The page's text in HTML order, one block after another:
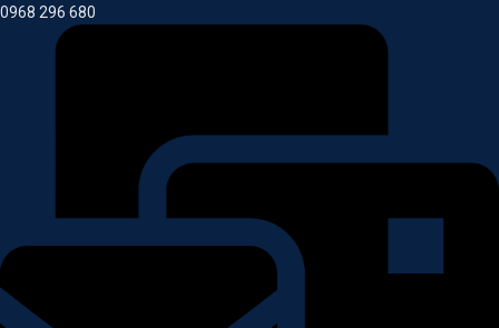
0968 296 680